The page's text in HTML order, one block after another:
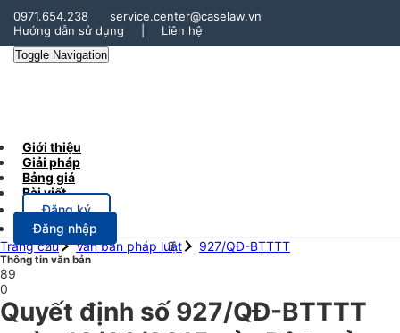
0971.654.238
service.center@caselaw.vn
Hướng dẫn sử dụng
Liên hệ
Toggle Navigation
Giới thiệu
Giải pháp
Bảng giá
Bài viết
Đăng ký
Đăng nhập
Trang chủ
Văn bản pháp luật 927/QĐ-BTTTT
Thông tin văn bản
89
0
Quyết định số 927/QĐ-BTTTT